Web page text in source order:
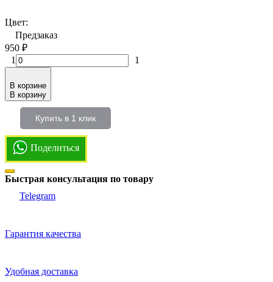
Цвет:
Предзаказ
950 ₽
1
1
В корзине
В корзину
Купить в 1 клик
Поделиться
Быстрая консультация по товару
Telegram
Гарантия качества
Удобная доставка